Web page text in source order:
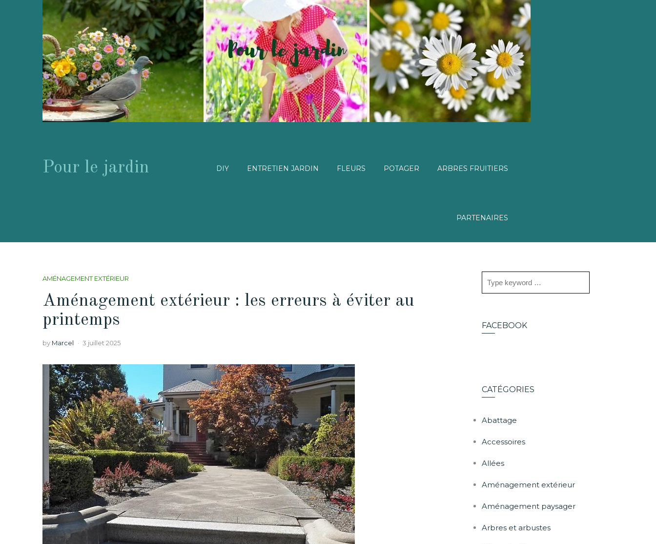
Pour le jardin DIY ENTRETIEN JARDIN FLEURS POTAGER ARBRES FRUITIERS
PARTENAIRES
AMÉNAGEMENT EXTÉRIEUR
Aménagement extérieur : les erreurs à éviter au
printemps
by Marcel 3 juillet 2025
FACEBOOK
CATÉGORIES
Abattage
Accessoires
Allées
Aménagement extérieur
Aménagement paysager
Arbres et arbustes